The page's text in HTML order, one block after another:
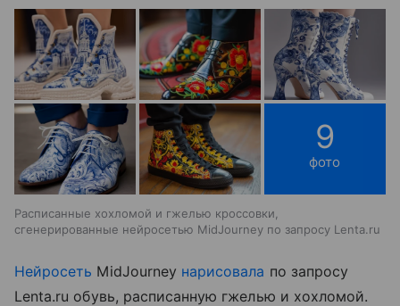
9
фото
Расписанные хохломой и гжелью кроссовки,
сгенерированные нейросетью MidJourney по запросу Lenta.ru
Нейросеть MidJourney нарисовала по запросу
Lenta.ru обувь, расписанную гжелью и хохломой.